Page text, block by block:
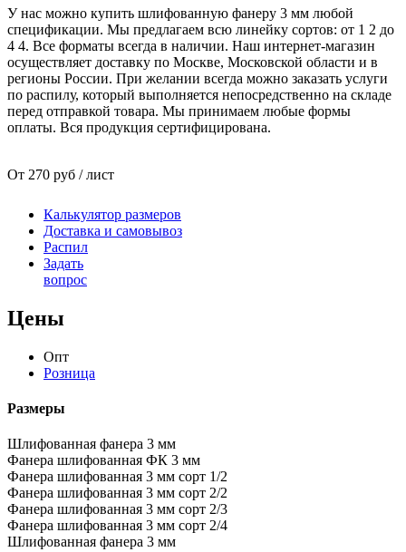
У нас можно купить шлифованную фанеру 3 мм любой
спецификации. Мы предлагаем всю линейку сортов: от 1 2 до
4 4. Все форматы всегда в наличии. Наш интернет-магазин
осуществляет доставку по Москве, Московской области и в
регионы России. При желании всегда можно заказать услуги
по распилу, который выполняется непосредственно на складе
перед отправкой товара. Мы принимаем любые формы
оплаты. Вся продукция сертифицирована.
От 270 руб / лист
Калькулятор размеров
Доставка и самовывоз
Распил
Задать
вопрос
Цены
Опт
Розница
Размеры
Шлифованная фанера 3 мм
Фанера шлифованная ФК 3 мм
Фанера шлифованная 3 мм сорт 1/2
Фанера шлифованная 3 мм сорт 2/2
Фанера шлифованная 3 мм сорт 2/3
Фанера шлифованная 3 мм сорт 2/4
Шлифованная фанера 3 мм